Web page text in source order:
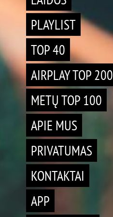
PLAYLIST
TOP 40
AIRPLAY TOP 200
METŲ TOP 100
APIE MUS
PRIVATUMAS
KONTAKTAI
APP